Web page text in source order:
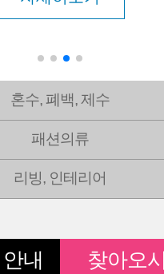
혼수, 폐백, 제수
패션의류
리빙, 인테리어
내 찾아오